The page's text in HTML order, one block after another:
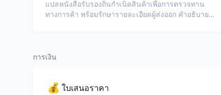
แปลหนังสือรับรองถิ่นกำเนิดสินค้าเพื่อการตรวจทาน
ทางการค้า พร้อมรักษารายละเอียดผู้ส่งออก คำอธิบาย
การเงิน
💰 ใบเสนอราคา